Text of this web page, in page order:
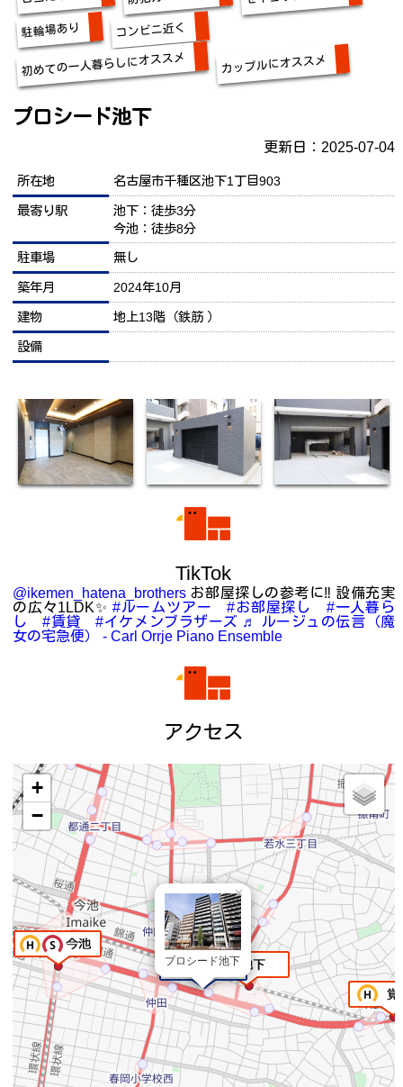
駐輪場あり コンビニ近く
初めての一人暮らしにオススメ カップルにオススメ
プロシード池下
更新日：2025-07-04
所在地 名古屋市千種区池下1丁目903
最寄り駅
池下：徒歩3分
今池：徒歩8分
駐車場
無し
築年月 2024年10月
建物 地上13階（鉄筋 ）
設備
TikTok
@ikemen_hatena_brothersお部屋探しの参考に‼️ 設備充実
の広々1LDK✨ #ルームツアー #お部屋探し
#一人暮ら
し
#賃貸 #イケメンブラザーズ ♬ ルージュの伝言（魔
女の宅急便） - Carl Orrje Piano Ensemble
アクセス
プロシード池下
×
+
−